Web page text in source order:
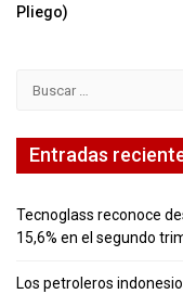
Pliego)
Entradas
Tecnoglass reconoce
15,6% en el segundo
Los petroleros